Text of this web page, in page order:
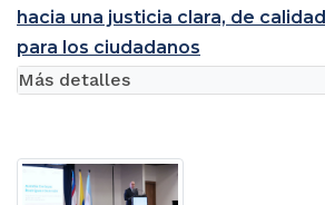
hacia una justicia clara, de
para los ciudadanos
Más detalles